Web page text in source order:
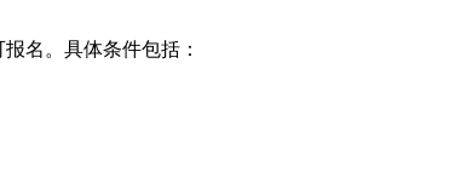
名。具体条件包括：